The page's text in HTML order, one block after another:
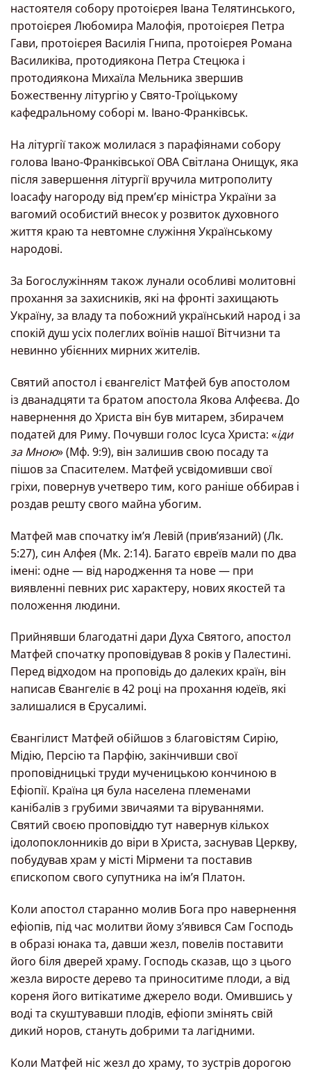
настоятеля собору протоієрея Івана Телятинського,
протоієрея Любомира Малофія, протоієрея Петра
Гави, протоієрея Василія Гнипа, протоієрея Романа
Василиківа, протодиякона Петра Стецюка і
протодиякона Михаїла Мельника звершив
Божественну літургію у Свято-Троїцькому
кафедральному соборі м. Івано-Франківськ.
На літургії також молилася з парафіянами собору
голова Івано-Франківської ОВА Світлана Онищук, яка
після завершення літургії вручила митрополиту
Іоасафу нагороду від прем’єр міністра України за
вагомий особистий внесок у розвиток духовного
життя краю та невтомне служіння Українському
народові.
За Богослужінням також лунали особливі молитовні
прохання за захисників, які на фронті захищають
Україну, за владу та побожний український народ і за
спокій душ усіх полеглих воїнів нашої Вітчизни та
невинно убієнних мирних жителів.
Святий апостол і євангеліст Матфей був апостолом
із дванадцяти та братом апостола Якова Алфеєва. До
навернення до Христа він був митарем, збирачем
податей для Риму. Почувши голос Ісуса Христа: «іди
за Мною» (Мф. 9:9), він залишив свою посаду та
пішов за Спасителем. Матфей усвідомивши свої
гріхи, повернув учетверо тим, кого раніше оббирав і
роздав решту свого майна убогим.
Матфей мав спочатку ім’я Левій (прив’язаний) (Лк.
5:27), син Алфея (Мк. 2:14). Багато євреїв мали по два
імені: одне — від народження та нове — при
виявленні певних рис характеру, нових якостей та
положення людини.
Прийнявши благодатні дари Духа Святого, апостол
Матфей спочатку проповідував 8 років у Палестині.
Перед відходом на проповідь до далеких країн, він
написав Євангеліє в 42 році на прохання юдеїв, які
залишалися в Єрусалимі.
Євангілист Матфей обійшов з благовістям Сирію,
Мідію, Персію та Парфію, закінчивши свої
проповідницькі труди мученицькою кончиною в
Ефіопії. Країна ця була населена племенами
канібалів з грубими звичаями та віруваннями.
Святий своєю проповіддю тут навернув кількох
ідолопоклонників до віри в Христа, заснував Церкву,
побудував храм у місті Мірмени та поставив
єпископом свого супутника на ім’я Платон.
Коли апостол старанно молив Бога про навернення
ефіопів, під час молитви йому з’явився Сам Господь
в образі юнака та, давши жезл, повелів поставити
його біля дверей храму. Господь сказав, що з цього
жезла виросте дерево та приноситиме плоди, а від
кореня його витікатиме джерело води. Омившись у
воді та скуштувавши плодів, ефіопи змінять свій
дикий норов, стануть добрими та лагідними.
Коли Матфей ніс жезл до храму, то зустрів дорогою